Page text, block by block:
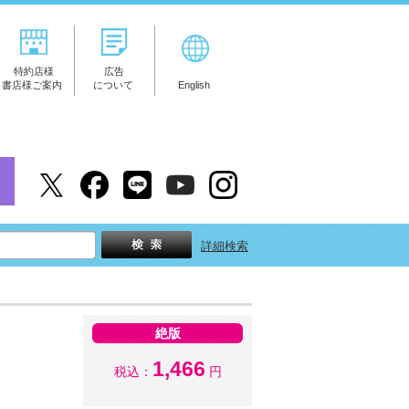
特約店様
書店様ご案内
広告
について
English
詳細検索
絶版
税込： 1,466 円